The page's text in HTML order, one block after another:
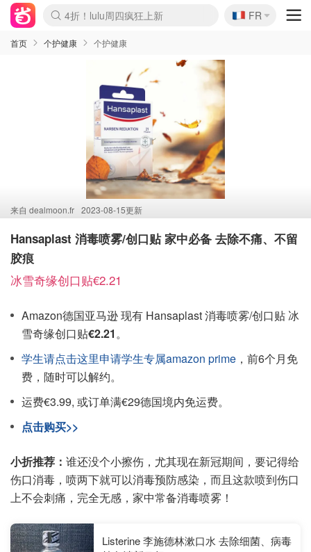
Boticinal 夏促开抢！
4折！lulu周四疯狂上新
还没结束！&OtherStories大促
Joybuy变相75折 随时失效
速领！Stanley独家85折
疑似霸哥！Camper额外叠85折
Zalando 奥莱闪促！每日更新
Moncler反季囤！5折起+叠9折
Coach Brooklyn仅€192
🇫🇷
FR
首页 个护健康 个护健康
来自 dealmoon.fr 2023-08-15更新
Hansaplast 消毒喷雾/创口贴 家中必备 去除不痛、不留
胶痕
冰雪奇缘创口贴€2.21
Amazon德国亚马逊 现有 Hansaplast 消毒喷雾/创口贴 冰
雪奇缘创口贴€2.21。
学生请点击这里申请学生专属amazon prime ，前6个月免
费，随时可以解约。
运费€3.99, 或订单满€29德国境内免运费。
点击购买>>
小折推荐： 谁还没个小擦伤，尤其现在新冠期间，要记得给
伤口消毒，喷两下就可以消毒预防感染，而且这款喷到伤口
上不会刺痛，完全无感，家中常备消毒喷雾！
Listerine 李施德林漱口水 去除细菌、病毒